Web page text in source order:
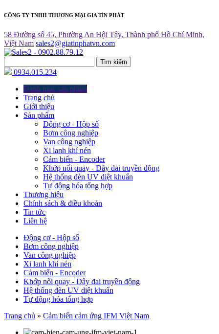
CÔNG TY TNHH THƯƠNG MẠI GIA TÍN PHÁT
58 Đường số 45, Phường An Hội Tây, Thành phố Hồ Chí Minh,
Việt Nam sales2@giatinphatvn.com
Tìm kiếm
0934.015.234
Danh mục sản phẩm
Trang chủ
Giới thiệu
Sản phẩm
Động cơ - Hộp số
Bơm công nghiệp
Van công nghiệp
Xi lanh khí nén
Cảm biến - Encoder
Khớp nối quay - Dây đai truyền động
Hệ thống đèn UV diệt khuẩn
Tự động hóa tổng hợp
Thương hiệu
Chính sách & điều khoản
Tin tức
Liên hệ
Động cơ - Hộp số
Bơm công nghiệp
Van công nghiệp
Xi lanh khí nén
Cảm biến - Encoder
Khớp nối quay - Dây đai truyền động
Hệ thống đèn UV diệt khuẩn
Tự động hóa tổng hợp
Trang chủ » Cảm biến cảm ứng IFM Việt Nam